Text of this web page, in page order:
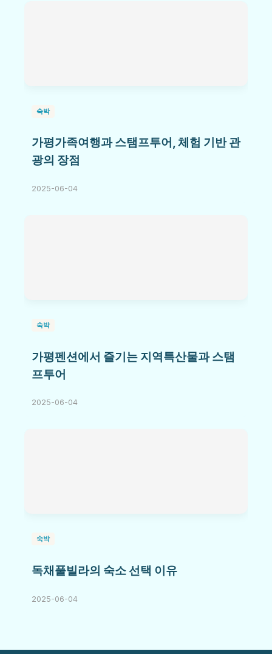
숙박
가평가족여행과 스탬프투어, 체험 기반 관
광의 장점
2025-06-04
숙박
가평펜션에서 즐기는 지역특산물과 스탬
프투어
2025-06-04
숙박
독채풀빌라의 숙소 선택 이유
2025-06-04